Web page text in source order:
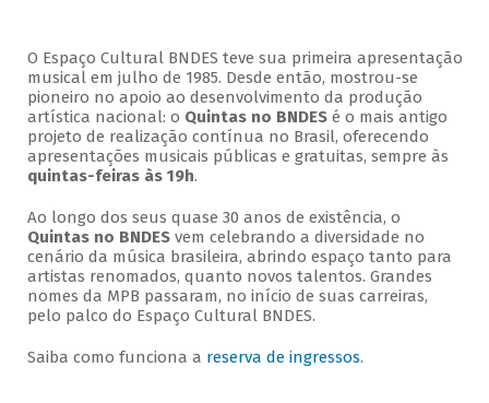
O Espaço Cultural BNDES teve sua primeira apresentação
musical em julho de 1985. Desde então, mostrou-se
pioneiro no apoio ao desenvolvimento da produção
artística nacional: o Quintas no BNDESé o mais antigo
projeto de realização contínua no Brasil, oferecendo
apresentações musicais públicas e gratuitas, sempre às
quintas-feiras às 19h.
Ao longo dos seus quase 30 anos de existência, o
Quintas no BNDESvem celebrando a diversidade no
cenário da música brasileira, abrindo espaço tanto para
artistas renomados, quanto novos talentos. Grandes
nomes da MPB passaram, no início de suas carreiras,
pelo palco do Espaço Cultural BNDES.
Saiba como funciona a reserva de ingressos.